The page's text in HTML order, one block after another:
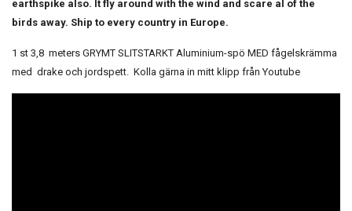
earthspike also. It fly around with the wind and scare al of the
birds away. Ship to every country in Europe.
1 st 3,8 meters GRYMT SLITSTARKT Aluminium-spö MED fågelskrämma
med drake och jordspett. Kolla gärna in mitt klipp från Youtube